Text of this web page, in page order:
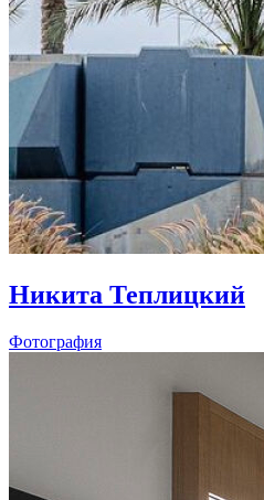
Никита Теплицкий
Фотография